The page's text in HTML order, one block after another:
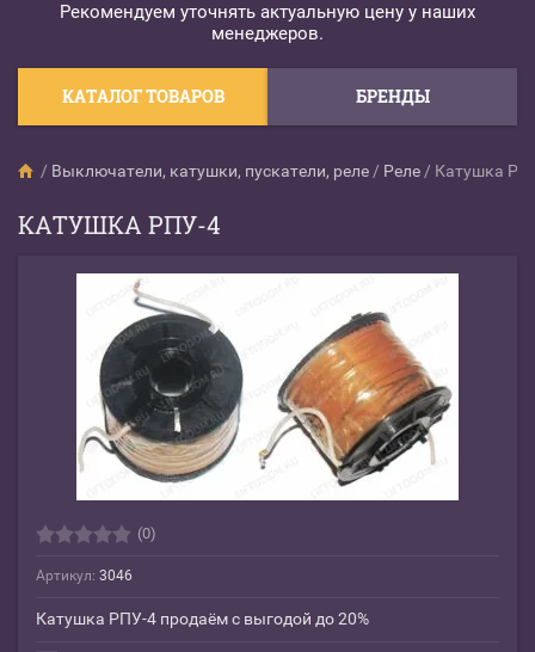
Рекомендуем уточнять актуальную цену у наших
менеджеров.
КАТАЛОГ ТОВАРОВ БРЕНДЫ
/ Выключатели, катушки, пускатели, реле / Реле / Катушка
КАТУШКА РПУ-4
(0)
Артикул: 3046
Катушка РПУ-4 продаём с выгодой до 20%